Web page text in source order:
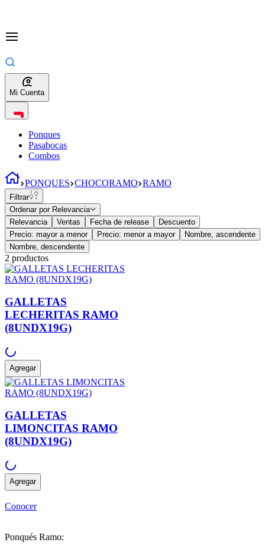
Mi Cuenta
Ponques
Pasabocas
Combos
PONQUES CHOCORAMO RAMO
Filtrar
Ordenar por Relevancia
Relevancia
Ventas Fecha de release
Descuento
Precio: mayor a menor
Precio: menor a mayor
Nombre, ascendente
Nombre, descendente
2 productos
GALLETAS
LECHERITAS RAMO
(8UNDX19G)
Agregar
GALLETAS
LIMONCITAS RAMO
(8UNDX19G)
Agregar
Conocer
Ponqués Ramo: